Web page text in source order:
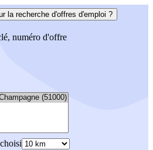
la recherche d'offres d'emploi ?
numéro d'offre